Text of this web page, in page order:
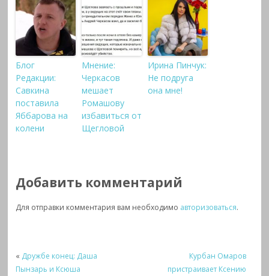
Блог
Редакции:
Савкина
поставила
Яббарова на
колени
Мнение:
Черкасов
мешает
Ромашову
избавиться от
Щегловой
Ирина Пинчук:
Не подруга
она мне!
Добавить комментарий
Для отправки комментария вам необходимо авторизоваться.
« Дружбе конец: Даша
Пынзарь и Ксюша
Курбан Омаров
пристраивает Ксению